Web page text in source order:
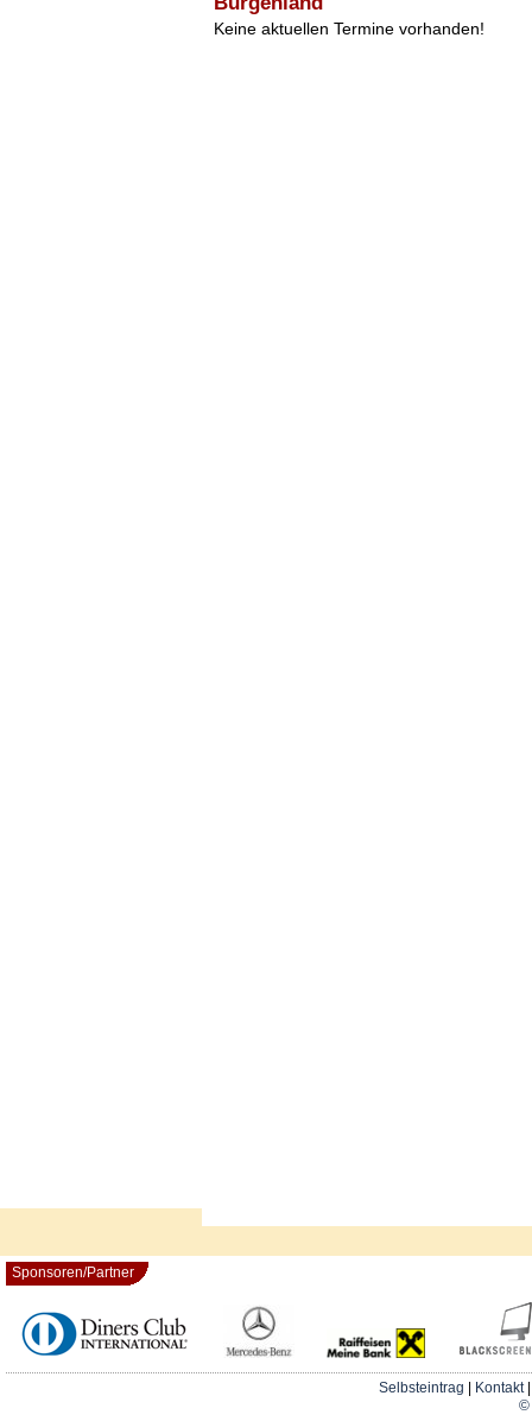
Keine aktuellen Termine vorhanden!
Sponsoren/Partner
Selbsteintrag Kontakt
©